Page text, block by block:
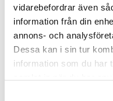
vidarebefordrar även
information från din
annons- och
Dessa kan i sin tur
information som du har